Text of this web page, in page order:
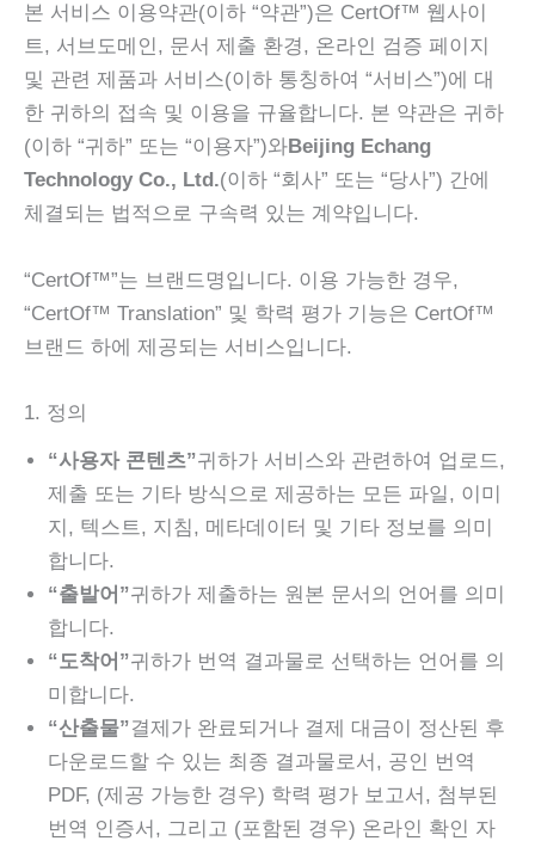
본 서비스 이용약관(이하 “약관”)은 CertOf™ 웹사이
트, 서브도메인, 문서 제출 환경, 온라인 검증 페이지
및 관련 제품과 서비스(이하 통칭하여 “서비스”)에 대
한 귀하의 접속 및 이용을 규율합니다. 본 약관은 귀하
(이하 “귀하” 또는 “이용자”)와Beijing Echang
Technology Co., Ltd.(이하 “회사” 또는 “당사”) 간에
체결되는 법적으로 구속력 있는 계약입니다.
“CertOf™”는 브랜드명입니다. 이용 가능한 경우,
“CertOf™ Translation” 및 학력 평가 기능은 CertOf™
브랜드 하에 제공되는 서비스입니다.
1. 정의
“사용자 콘텐츠”귀하가 서비스와 관련하여 업로드,
제출 또는 기타 방식으로 제공하는 모든 파일, 이미
지, 텍스트, 지침, 메타데이터 및 기타 정보를 의미
합니다.
“출발어”귀하가 제출하는 원본 문서의 언어를 의미
합니다.
“도착어”귀하가 번역 결과물로 선택하는 언어를 의
미합니다.
“산출물”결제가 완료되거나 결제 대금이 정산된 후
다운로드할 수 있는 최종 결과물로서, 공인 번역
PDF, (제공 가능한 경우) 학력 평가 보고서, 첨부된
번역 인증서, 그리고 (포함된 경우) 온라인 확인 자